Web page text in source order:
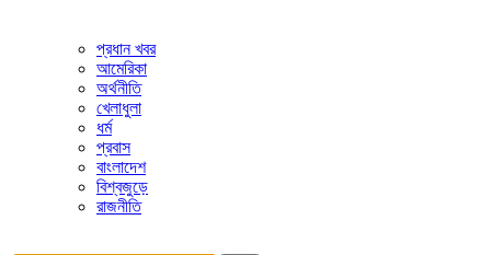
প্রধান খবর
আমেরিকা
অর্থনীতি
খেলাধুলা
ধর্ম
প্রবাস
বাংলাদেশ
বিশ্বজুড়ে
রাজনীতি